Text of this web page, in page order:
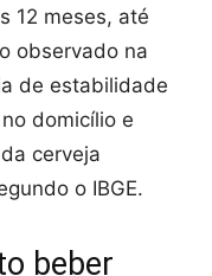
12 meses, até
observado na
de estabilidade
domicílio e
cerveja
o IBGE.
beber